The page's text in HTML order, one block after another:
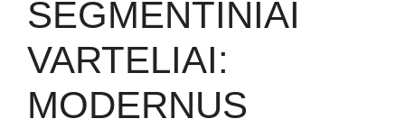
SEGMENTINIAI
VARTELIAI:
MODERNUS